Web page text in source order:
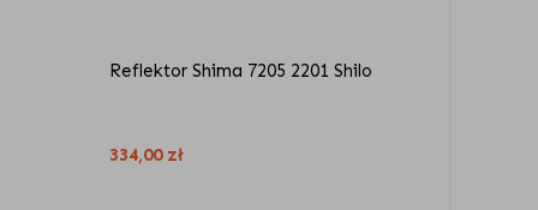
Reflektor Shima 7205 2201 Shilo
334,00 zł